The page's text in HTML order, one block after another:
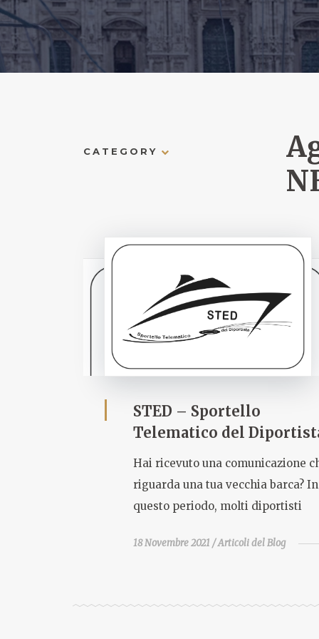
CATEGORY
STED – Sportello
Telematico del
Hai ricevuto una comunicazione
riguarda una tua vecchia barca? In
questo periodo, molti diportisti
18 Novembre 2021 Articoli del Blog